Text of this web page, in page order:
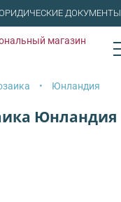
ДОКУМЕНТЫ
Юнландия
Юнландия